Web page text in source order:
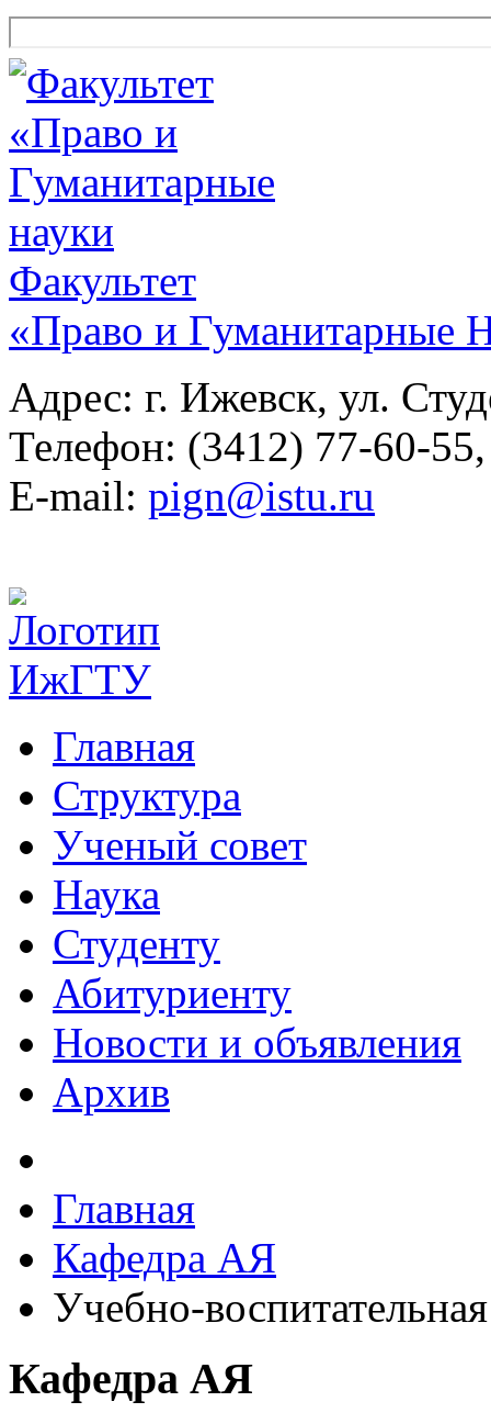
Факультет
«Право и Гуманитарные
Адрес: г. Ижевск, ул.
Телефон: (3412) 77-60-
E-mail: pign@istu.ru
Главная
Структура
Ученый совет
Наука
Студенту
Абитуриенту
Новости и объявления
Архив
Главная
Кафедра АЯ
Учебно-
Кафедра АЯ